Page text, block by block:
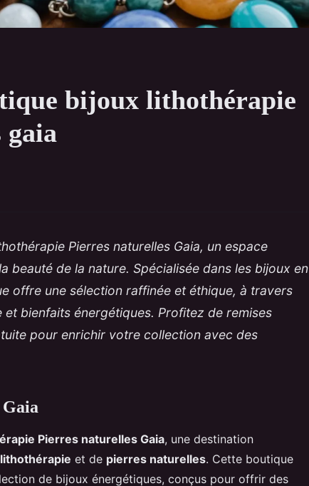
bijoux lithothérapie
gaia
Pierres naturelles Gaia, un espace
beauté de la nature. Spécialisée dans les bijoux en
offre une sélection raffinée et éthique, à travers
bienfaits énergétiques. Profitez de remises
pour enrichir votre collection avec des
Pierres naturelles Gaia, une destination
lithothérapie et de pierres naturelles. Cette boutique
de bijoux énergétiques, conçus pour offrir des